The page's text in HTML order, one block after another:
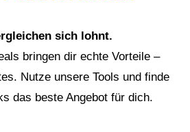
sich lohnt.
bringen dir echte Vorteile –
Nutze unsere Tools und finde
das beste Angebot für dich.